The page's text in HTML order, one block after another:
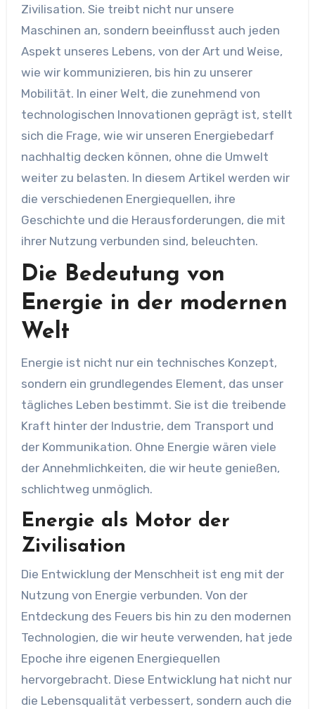
Zivilisation. Sie treibt nicht nur unsere
Maschinen an, sondern beeinflusst auch jeden
Aspekt unseres Lebens, von der Art und Weise,
wie wir kommunizieren, bis hin zu unserer
Mobilität. In einer Welt, die zunehmend von
technologischen Innovationen geprägt ist, stellt
sich die Frage, wie wir unseren Energiebedarf
nachhaltig decken können, ohne die Umwelt
weiter zu belasten. In diesem Artikel werden wir
die verschiedenen Energiequellen, ihre
Geschichte und die Herausforderungen, die mit
ihrer Nutzung verbunden sind, beleuchten.
Die Bedeutung von
Energie in der modernen
Welt
Energie ist nicht nur ein technisches Konzept,
sondern ein grundlegendes Element, das unser
tägliches Leben bestimmt. Sie ist die treibende
Kraft hinter der Industrie, dem Transport und
der Kommunikation. Ohne Energie wären viele
der Annehmlichkeiten, die wir heute genießen,
schlichtweg unmöglich.
Energie als Motor der
Zivilisation
Die Entwicklung der Menschheit ist eng mit der
Nutzung von Energie verbunden. Von der
Entdeckung des Feuers bis hin zu den modernen
Technologien, die wir heute verwenden, hat jede
Epoche ihre eigenen Energiequellen
hervorgebracht. Diese Entwicklung hat nicht nur
die Lebensqualität verbessert, sondern auch die